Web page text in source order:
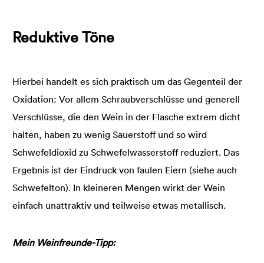
Reduktive Töne
Hierbei handelt es sich praktisch um das Gegenteil der
Oxidation: Vor allem Schraubverschlüsse und generell
Verschlüsse, die den Wein in der Flasche extrem dicht
halten, haben zu wenig Sauerstoff und so wird
Schwefeldioxid zu Schwefelwasserstoff reduziert. Das
Ergebnis ist der Eindruck von faulen Eiern (siehe auch
Schwefelton). In kleineren Mengen wirkt der Wein
einfach unattraktiv und teilweise etwas metallisch.
Mein Weinfreunde-Tipp: